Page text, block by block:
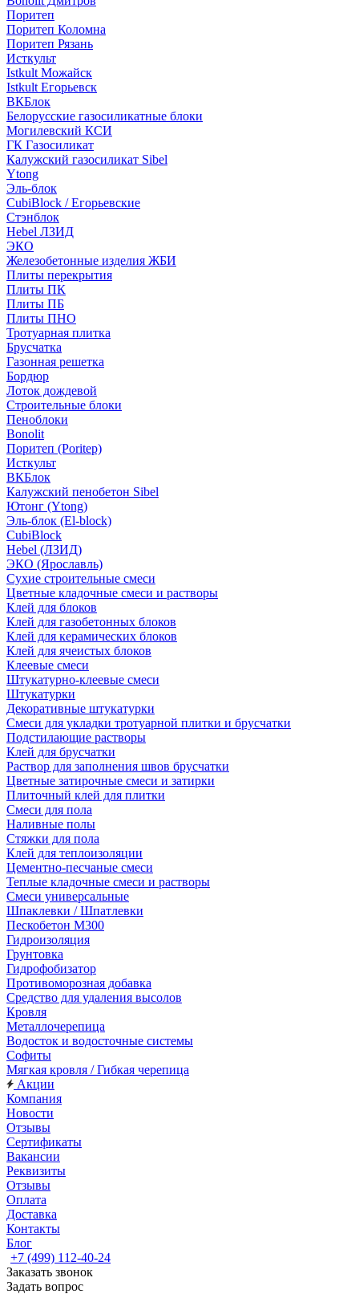
Поритеп
Поритеп Коломна
Поритеп Рязань
Исткульт
Istkult Можайск
Istkult Егорьевск
ВКБлок
Белорусские газосиликатные блоки
Могилевский КСИ
ГК Газосиликат
Калужский газосиликат Sibel
Ytong
Эль-блок
CubiBlock / Егорьевские
Стэнблок
Hebel ЛЗИД
ЭКО
Железобетонные изделия ЖБИ
Плиты перекрытия
Плиты ПК
Плиты ПБ
Плиты ПНО
Тротуарная плитка
Брусчатка
Газонная решетка
Бордюр
Лоток дождевой
Строительные блоки
Пеноблоки
Bonolit
Поритеп (Poritep)
Исткульт
ВКБлок
Калужский пенобетон Sibel
Ютонг (Ytong)
Эль-блок (El-block)
CubiBlock
Hebel (ЛЗИД)
ЭКО (Ярославль)
Сухие строительные смеси
Цветные кладочные смеси и растворы
Клей для блоков
Клей для газобетонных блоков
Клей для керамических блоков
Клей для ячеистых блоков
Клеевые смеси
Штукатурно-клеевые смеси
Штукатурки
Декоративные штукатурки
Смеси для укладки тротуарной плитки и брусчатки
Подстилающие растворы
Клей для брусчатки
Раствор для заполнения швов брусчатки
Цветные затирочные смеси и затирки
Плиточный клей для плитки
Смеси для пола
Наливные полы
Стяжки для пола
Клей для теплоизоляции
Цементно-песчаные смеси
Теплые кладочные смеси и растворы
Смеси универсальные
Шпаклевки / Шпатлевки
Пескобетон М300
Гидроизоляция
Грунтовка
Гидрофобизатор
Противоморозная добавка
Средство для удаления высолов
Кровля
Металлочерепица
Водосток и водосточные системы
Софиты
Мягкая кровля / Гибкая черепица
Акции
Компания
Новости
Отзывы
Сертификаты
Вакансии
Реквизиты
Отзывы
Оплата
Доставка
Контакты
Блог
+7 (499) 112-40-24
Заказать звонок
Задать вопрос